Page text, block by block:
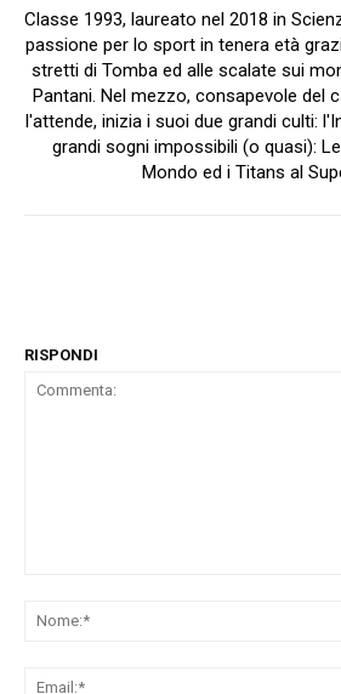
Classe 1993, laureato nel 2018 in
passione per lo sport in tenera età
stretti di Tomba ed alle scalate sui
Pantani. Nel mezzo, consapevole del
l'attende, inizia i suoi due grandi culti:
grandi sogni impossibili (o quasi):
Mondo ed i Titans al
RISPONDI